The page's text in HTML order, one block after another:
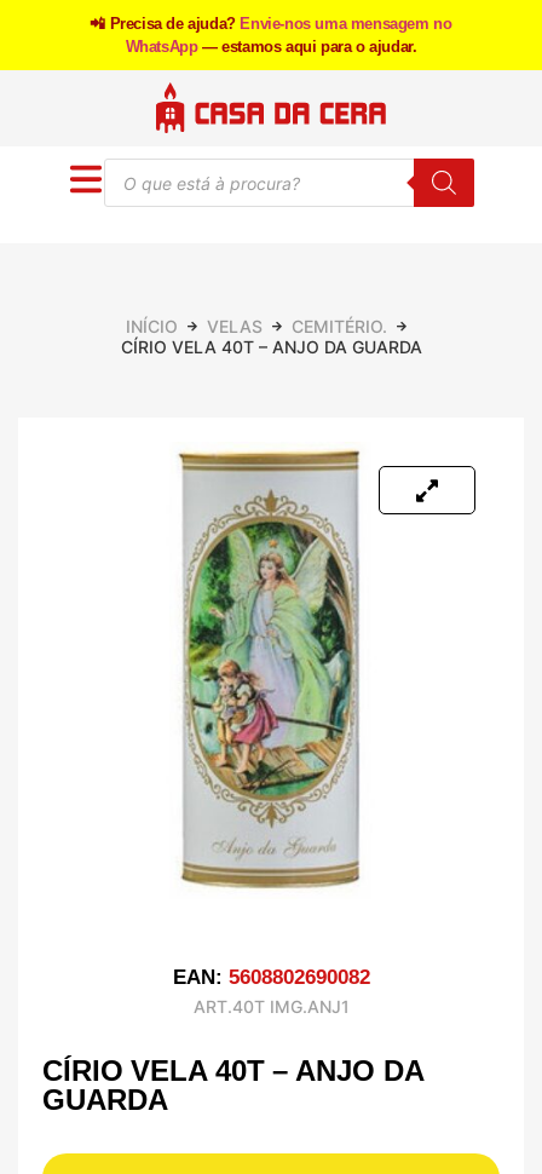
📲 Precisa de ajuda? Envie-nos uma mensagem no
WhatsApp — estamos aqui para o ajudar.
INÍCIO VELAS
CEMITÉRIO.
CÍRIO VELA 40T – ANJO DA GUARDA
EAN: 5608802690082
ART.40T IMG.ANJ1
CÍRIO VELA 40T – ANJO DA
GUARDA